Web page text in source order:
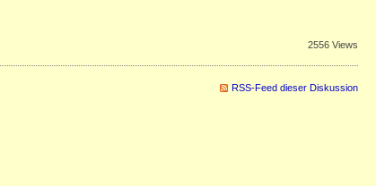
2556 Views
RSS-Feed dieser Diskussion